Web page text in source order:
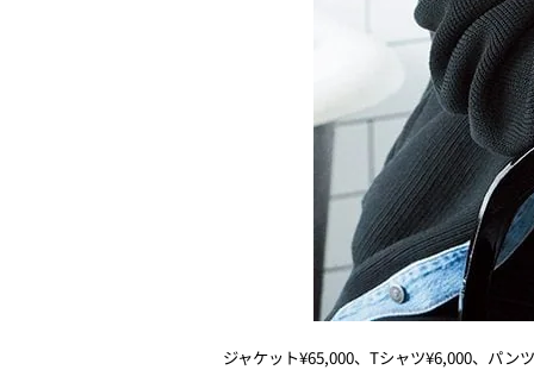
ジャケット¥65,000、Tシャツ¥6,000、パン